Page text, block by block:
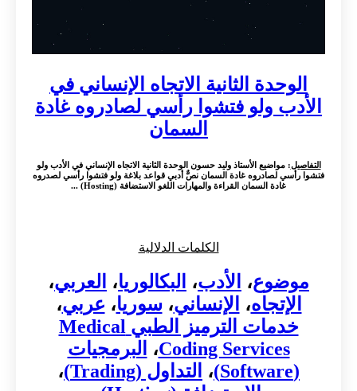
الوحدة الثانية الاتجاه الإنساني في
الأدب ولو فتشوا رأسي لصادروه غادة
السمان
التفاصيل: مواضيع الأستاذ وليد حسون الوحدة الثانية الاتجاه الإنساني في الأدب ولو
فتشوا رأسي لصادروه غادة السمان نصٌّ أدبي قواعد بلاغة ولو فتشوا رأسي لصدروه
غادة السمان القراءة والمهارات اللغو الاستضافة (Hosting) ...
الكلمات الدلالية
موضوع، الأدب، البكالوريا، العربي،
الإتجاه، الإنساني،سوريا، عربي،
خدمات الترميز الطبي Medical
Coding Services،
البرمجيات
(Software)
، التداول (Trading)
،